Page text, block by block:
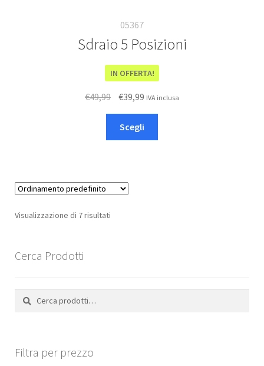
05367
Sdraio 5 Posizioni
IN OFFERTA!
€49,99
originale
era:
€39,99Il
attuale
è:
IVA inclusa
Scegli
Visualizzazione di 7 risultati
Cerca Prodotti
Cerca:
Cerca
Filtra per prezzo